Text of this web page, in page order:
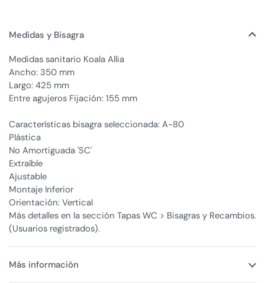
Medidas y Bisagra
Medidas sanitario Koala Allia
Ancho: 350 mm
Largo: 425 mm
Entre agujeros Fijación: 155 mm
Características bisagra seleccionada: A-80
Plástica
No Amortiguada 'SC'
Extraíble
Ajustable
Montaje Inferior
Orientación: Vertical
Más detalles en la sección Tapas WC > Bisagras y Recambios.
(Usuarios registrados).
Más información